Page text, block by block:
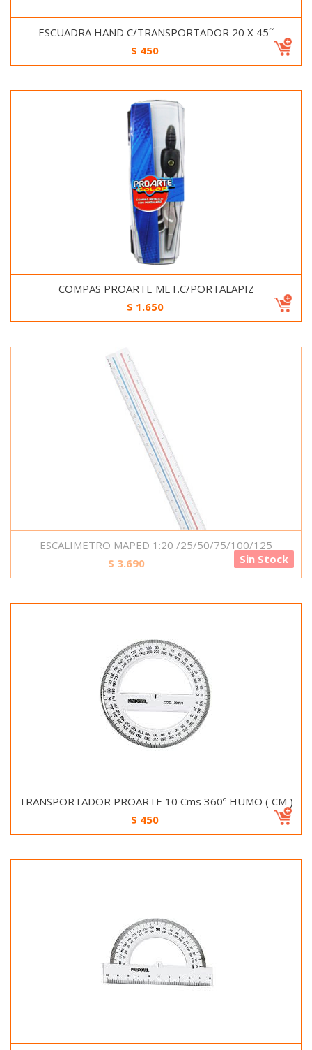
ESCUADRA HAND C/TRANSPORTADOR 20 X 45´´
$ 450
COMPAS PROARTE MET.C/PORTALAPIZ
$ 1.650
ESCALIMETRO MAPED 1:20 /25/50/75/100/125
$ 3.690 Sin Stock
TRANSPORTADOR PROARTE 10 Cms 360º HUMO ( CM )
$ 450